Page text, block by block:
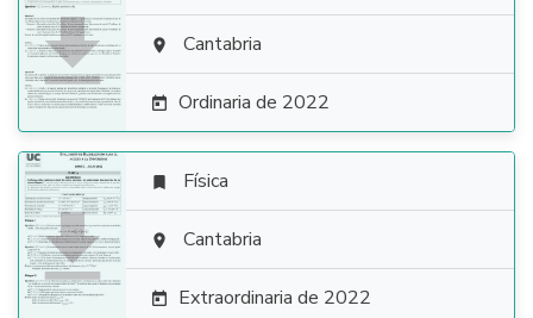
  Cantabria
 Ordinaria de 2022

 Física
 Cantabria
 Extraordinaria de 2022